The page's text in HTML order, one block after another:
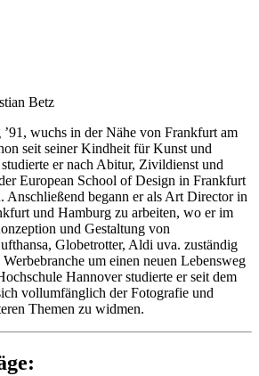
’91, wuchs in der Nähe von Frankfurt am
seit seiner Kindheit für Kunst und
er nach Abitur, Zivildienst und
European School of Design in Frankfurt
Anschließend begann er als Art Director in
und Hamburg zu arbeiten, wo er im
und Gestaltung von
Globetrotter, Aldi uva. zuständig
um einen neuen Lebensweg
Hannover studierte er seit dem
vollumfänglich der Fotografie und
Themen zu widmen.